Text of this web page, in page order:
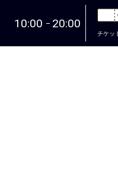
10:00 20:00
チケッ